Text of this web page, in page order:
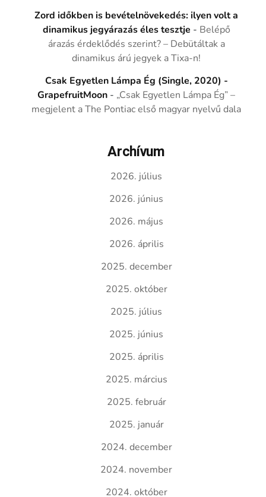
Zord időkben is bevételnövekedés: ilyen volt a
dinamikus jegyárazás éles tesztje - Belépő
árazás érdeklődés szerint? – Debütáltak a
dinamikus árú jegyek a Tixa-n!
Csak Egyetlen Lámpa Ég (Single, 2020) -
GrapefruitMoon - „Csak Egyetlen Lámpa Ég” –
megjelent a The Pontiac első magyar nyelvű dala
Archívum
2026. július
2026. június
2026. május
2026. április
2025. december
2025. október
2025. július
2025. június
2025. április
2025. március
2025. február
2025. január
2024. december
2024. november
2024. október